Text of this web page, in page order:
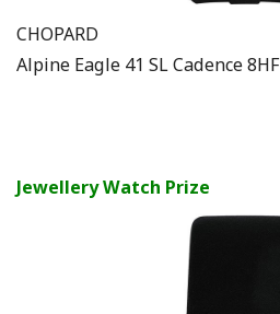
CHOPARD
Alpine Eagle 41 SL Cadence 8HF
Jewellery Watch Prize